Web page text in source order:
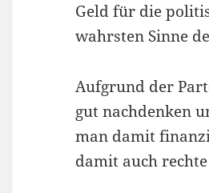
Geld für die
wahrsten Sinne
Aufgrund der
gut nachdenken
man damit
damit auch